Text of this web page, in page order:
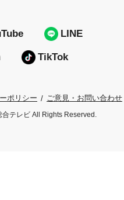
LINE
TikTok
ポリシー ご意見・お問い合わせ
テレビ All Rights Reserved.